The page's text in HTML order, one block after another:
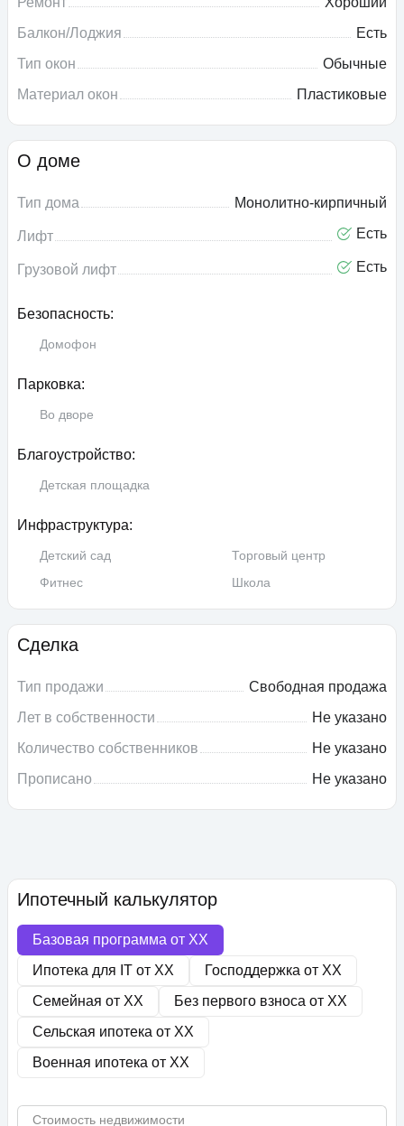
Балкон/Лоджия
Есть
Тип окон
Обычные
Материал окон
Пластиковые
О доме
Тип дома Монолитно-кирпичный
Лифт Есть
Грузовой лифт Есть
Безопасность:
Домофон
Парковка:
Во дворе
Благоустройство:
Детская площадка
Инфраструктура:
Детский сад
Торговый центр
Фитнес
Школа
Сделка
Тип продажи
Свободная продажа
Лет в собственности
Не указано
Количество собственников
Не указано
Прописано
Не указано
Ипотечный калькулятор
Базовая программа от XX
Ипотека для IT от XX Господдержка от XX
Семейная от XX Без первого взноса от XX
Сельская ипотека от XX
Военная ипотека от XX
Стоимость недвижимости